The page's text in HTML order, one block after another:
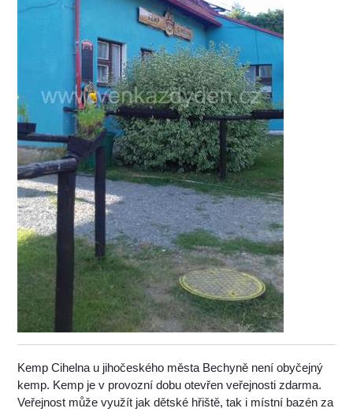
Kemp Cihelna u jihočeského města Bechyně není obyčejný
kemp. Kemp je v provozní dobu otevřen veřejnosti zdarma.
Veřejnost může využít jak dětské hřiště, tak i místní bazén za